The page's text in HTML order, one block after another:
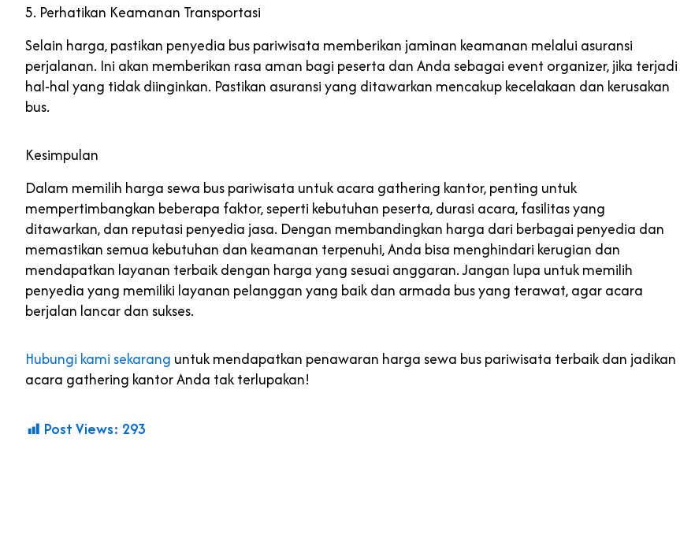
5. Perhatikan Keamanan Transportasi
Selain harga, pastikan penyedia bus pariwisata memberikan jaminan keamanan melalui asuransi
perjalanan. Ini akan memberikan rasa aman bagi peserta dan Anda sebagai event organizer, jika terjadi
hal-hal yang tidak diinginkan. Pastikan asuransi yang ditawarkan mencakup kecelakaan dan kerusakan
bus.
Kesimpulan
Dalam memilih harga sewa bus pariwisata untuk acara gathering kantor, penting untuk
mempertimbangkan beberapa faktor, seperti kebutuhan peserta, durasi acara, fasilitas yang
ditawarkan, dan reputasi penyedia jasa. Dengan membandingkan harga dari berbagai penyedia dan
memastikan semua kebutuhan dan keamanan terpenuhi, Anda bisa menghindari kerugian dan
mendapatkan layanan terbaik dengan harga yang sesuai anggaran. Jangan lupa untuk memilih
penyedia yang memiliki layanan pelanggan yang baik dan armada bus yang terawat, agar acara
berjalan lancar dan sukses.
Hubungi kami sekarang untuk mendapatkan penawaran harga sewa bus pariwisata terbaik dan jadikan
acara gathering kantor Anda tak terlupakan!
Post Views: 293